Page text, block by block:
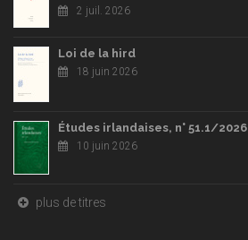
2 juil. 2026
Loi de la hird
18 juin 2026
Études irlandaises, n° 51.1/2026
10 juin 2026
plus de titres